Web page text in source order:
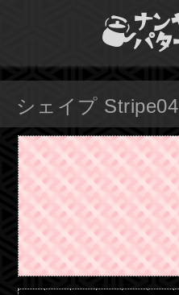
シェイプ Stripe04